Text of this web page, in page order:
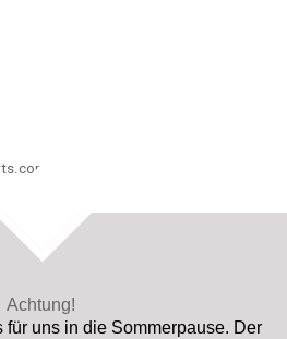
Achtung!
für uns in die Sommerpause. Der